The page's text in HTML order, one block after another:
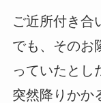
ご近所付き合
でも、そのお
っていたとし
突然降りかか